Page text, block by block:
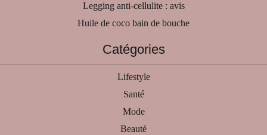
Legging anti-cellulite : avis
Huile de coco bain de bouche
Catégories
Lifestyle
Santé
Mode
Beauté